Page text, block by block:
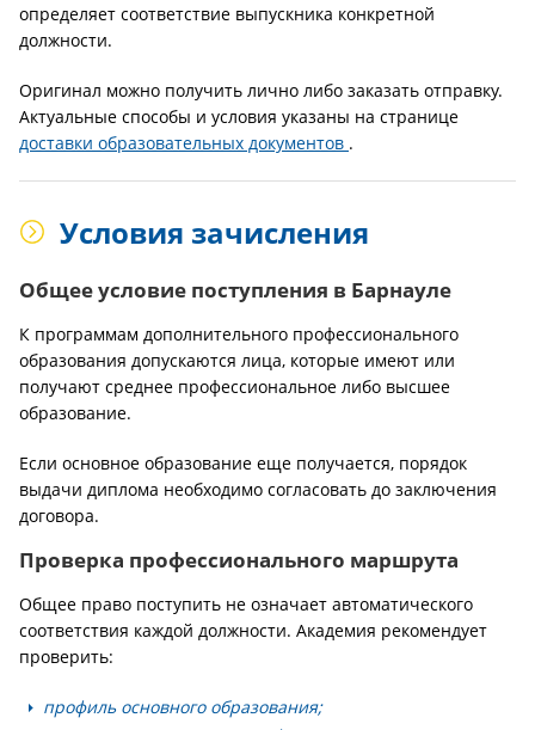
определяет соответствие выпускника конкретной
должности.
Оригинал можно получить лично либо заказать отправку.
Актуальные способы и условия указаны на странице
доставки образовательных документов .
Условия зачисления
Общее условие поступления в Барнауле
К программам дополнительного профессионального
образования допускаются лица, которые имеют или
получают среднее профессиональное либо высшее
образование.
Если основное образование еще получается, порядок
выдачи диплома необходимо согласовать до заключения
договора.
Проверка профессионального маршрута
Общее право поступить не означает автоматического
соответствия каждой должности. Академия рекомендует
проверить:
профиль основного образования;